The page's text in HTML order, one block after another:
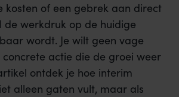
kosten of een gebrek aan direct
de werkdruk op de huidige
wordt. Je wilt geen vage
actie die de groei weer
ontdek je hoe interim
alleen gaten vult, maar als